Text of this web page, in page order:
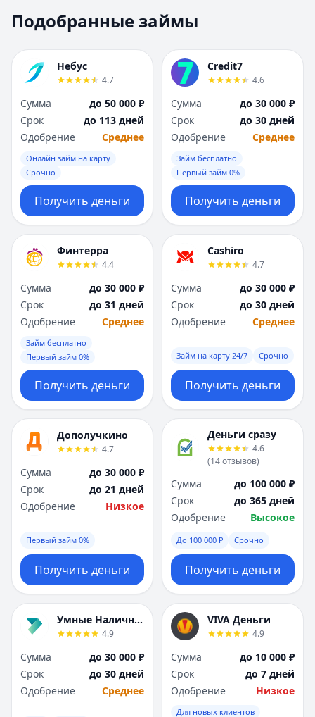
Набережные Челны
Нижний Новгород
Новокузнецк
Новосибирск
Омск
П
Пенза
Пермь
Р
Ростов-на-Дону
Рязань
С
Самара
Санкт-Петербург
Саратов
Сочи
Сургут
Т
Тверь
Тольятти
Томск
Тула
Тюмень
Ульяновск
Уфа
Х
Хабаровск
Ч
Чебоксары
Челябинск
Чита
Я
Ярославль
Вся Россия
Набережные
Нижний Новгород
Новокузнецк
Новосибирск
Омск
Оренбург
П
Пенза
Пермь
Р
Ростов-на-Дону
Рязань
С
Самара
Санкт-Петербург
Саратов
Сочи
Сургут
Т
Тверь
Тольятти
Томск
Тула
Тюмень
Ульяновск
Уфа
Х
Хабаровск
Ч
Чебоксары
Челябинск
Чита
Я
Ярославль
Вся Россия
Подобранные займы
Небус
4.7
Сумма
до 50 000 ₽
Срок
до 113 дней
Одобрение
Среднее
Онлайн займ на карту
Срочно
Получить деньги
Credit7
4.6
Сумма
до 30 000 ₽
Срок
до 30 дней
Одобрение
Среднее
Займ бесплатно
Первый займ 0%
Получить деньги
Финтерра
4.4
Сумма
до 30 000 ₽
Срок
до 31 дней
Одобрение
Среднее
Займ бесплатно
Первый займ 0%
Получить деньги
Cashiro
4.7
Сумма
до 30 000 ₽
Срок
до 30 дней
Одобрение
Среднее
Займ на карту 24/7 Срочно
Получить деньги
Дополучкино
4.7
Сумма
до 30 000 ₽
Срок
до 21 дней
Одобрение
Низкое
Первый займ 0%
Получить деньги
Деньги сразу
4.6
(14отзывов)
Сумма
до 100 000 ₽
Срок
до 365 дней
Одобрение
Высокое
До 100 000 ₽ Срочно
Получить деньги
Умные Наличные
4.9
Сумма
до 30 000 ₽
Срок
до 30 дней
Одобрение
Среднее
VIVA Деньги
4.9
Сумма
до 10 000 ₽
Срок
до 7 дней
Одобрение
Низкое
Для новых клиентов